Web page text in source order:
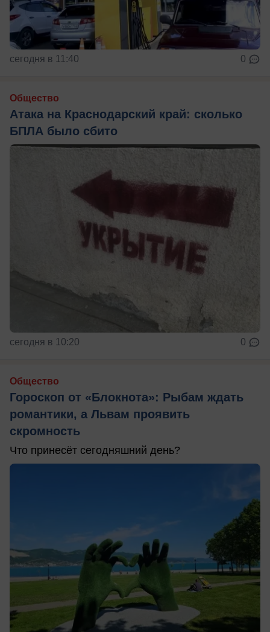
сегодня в 11:40 0
Общество
Атака на Краснодарский край: сколько
БПЛА было сбито
сегодня в 10:20 0
Общество
Гороскоп от «Блокнота»: Рыбам ждать
романтики, а Львам проявить
скромность
Что принесёт сегодняшний день?